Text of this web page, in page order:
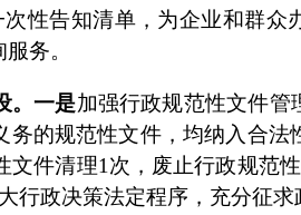
性告知清单，为企业和群众
务。
。一是加强行政规范性文件管
的规范性文件，均纳入合法
文件清理1 次，废止行政规范
行政决策法定程序，充分征